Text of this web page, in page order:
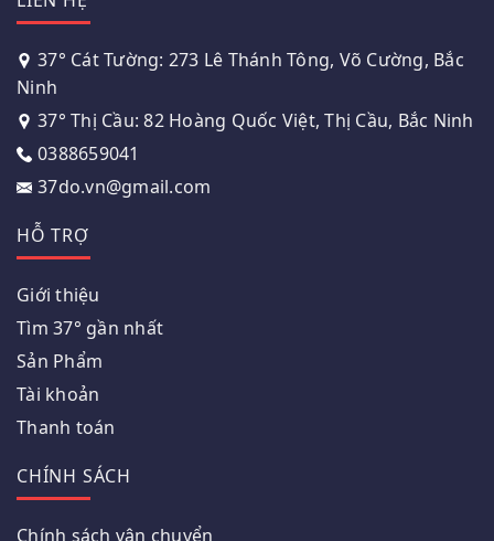
37° Cát Tường: 273 Lê Thánh Tông, Võ Cường, Bắc
Ninh
37° Thị Cầu: 82 Hoàng Quốc Việt, Thị Cầu, Bắc Ninh
0388659041
37do.vn@gmail.com
HỖ TRỢ
Giới thiệu
Tìm 37° gần nhất
Sản Phẩm
Tài khoản
Thanh toán
CHÍNH SÁCH
Chính sách vận chuyển